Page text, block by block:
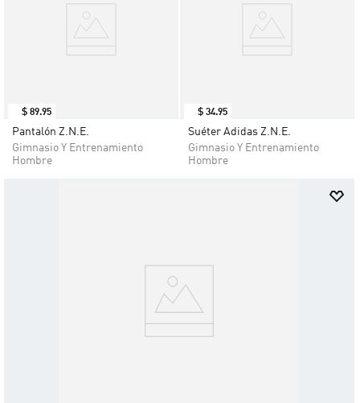
$ 89.95
Pantalón Z.N.E.
Gimnasio Y Entrenamiento
Hombre
$ 34.95
Suéter Adidas Z.N.E.
Gimnasio Y Entrenamiento
Hombre